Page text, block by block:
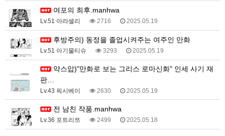
여포의 최후.manhwa
Lv.51 아라셀리 2716 2025.05.19
후방주의) 동정을 졸업시켜주는 여주인 만화
Lv.51 아기물티슈 3293 2025.05.19
판…
Lv.43 픽시베이 2630 2025.05.19
전 남친 작품.manhwa
Lv.36 포트리쯔 2499 2025.05.18